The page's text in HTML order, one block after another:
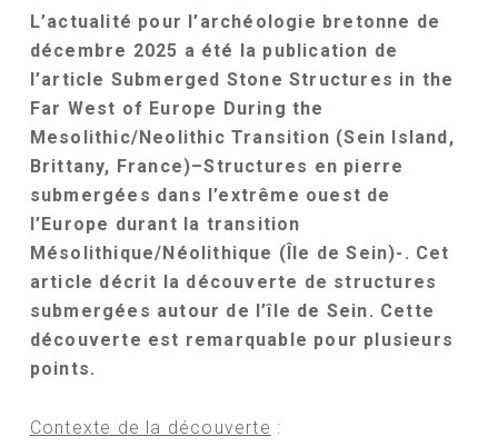
L’actualité pour l’archéologie bretonne de
décembre 2025 a été la publication de
l’article Submerged Stone Structures in the
Far West of Europe During the
Mesolithic/Neolithic Transition (Sein Island,
Brittany, France)–Structures en pierre
submergées dans l’extrême ouest de
l’Europe durant la transition
Mésolithique/Néolithique (Île de Sein)-. Cet
article décrit la découverte de structures
submergées autour de l’île de Sein. Cette
découverte est remarquable pour plusieurs
points.
Contexte de la découverte :